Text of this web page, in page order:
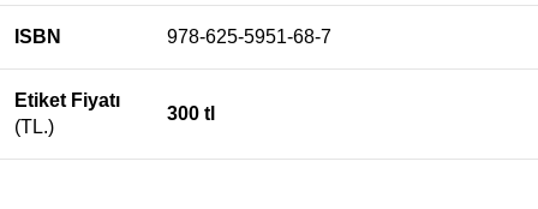
ISBN 978-625-5951-68-7
Etiket Fiyatı
(TL.)
300 tl